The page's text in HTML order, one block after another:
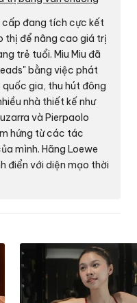
cấp đang tích cực kết
thị để nâng cao giá trị
trẻ tuổi. Miu Miu đã
bằng việc phát
gia, thu hút đông
nhà thiết kế như
và Pierpaolo
hứng từ các tác
mình. Hãng Loewe
điển với diện mạo thời